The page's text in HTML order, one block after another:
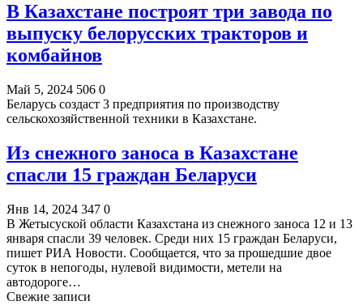
В Казахстане построят три завода по
выпуску белорусских тракторов и
комбайнов
Май 5, 2024 506 0
Беларусь создаст 3 предприятия по производству
сельскохозяйственной техники в Казахстане.
Из снежного заноса в Казахстане
спасли 15 граждан Беларуси
Янв 14, 2024 347 0
В Жетысуской области Казахстана из снежного заноса 12 и 13
января спасли 39 человек. Среди них 15 граждан Беларуси,
пишет РИА Новости. Сообщается, что за прошедшие двое
суток в непогоды, нулевой видимости, метели на
автодороге…
Свежие записи